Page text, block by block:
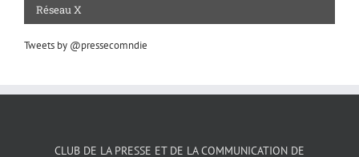
Réseau X
Tweets by @pressecomndie
CLUB DE LA PRESSE ET DE LA COMMUNICATION DE